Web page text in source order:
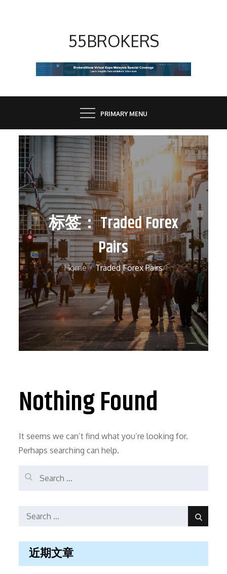
55BROKERS
PRIMARY MENU
标签：Traded Forex
Pairs
Home Traded Forex Pairs
Nothing Found
It seems we can’t find what you’re looking for.
Perhaps searching can help.
Search
Search
Search
近期文章